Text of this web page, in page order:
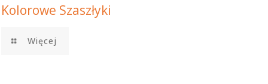
Kolorowe Szaszłyki
Więcej